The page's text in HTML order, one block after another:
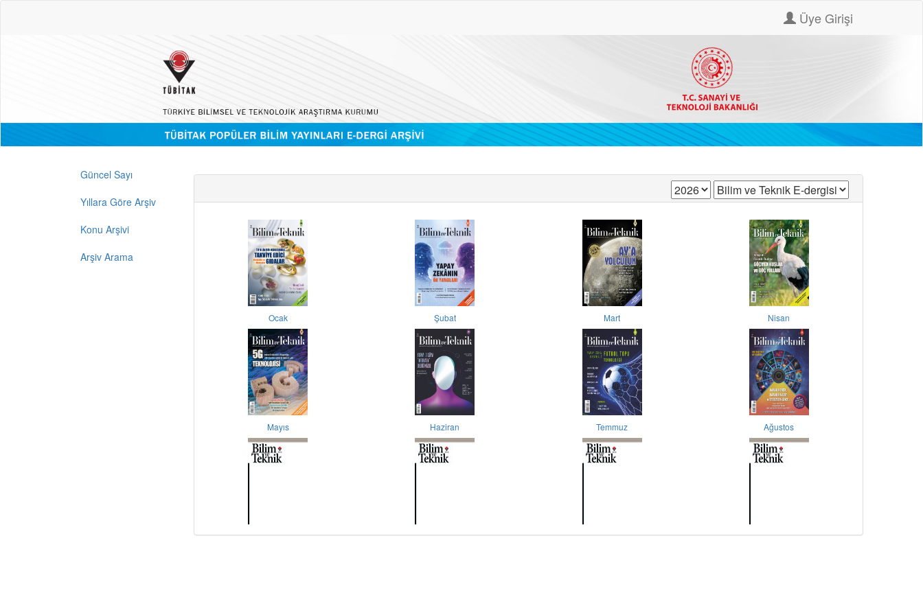
Üye Girişi
Güncel Sayı
Yıllara Göre Arşiv
Konu Arşivi
Arşiv Arama
Ocak Şubat Mart Nisan
Mayıs Haziran Temmuz Ağustos